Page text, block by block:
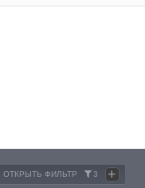
ОТКРЫТЬ ФИЛЬТР 3 +